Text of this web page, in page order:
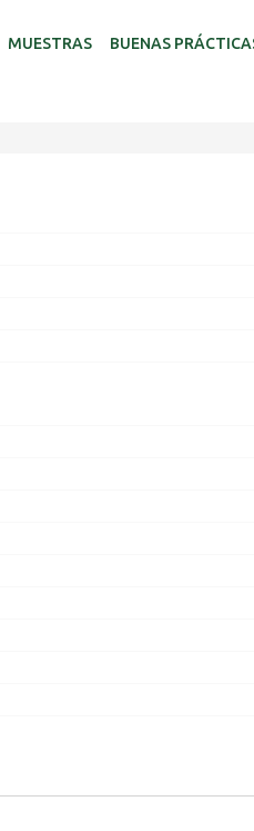
MUESTRAS BUENAS